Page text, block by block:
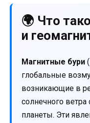
🌍 Что
и
Магнитные бури
глобальные
возникающие в
солнечного
планеты. Эти